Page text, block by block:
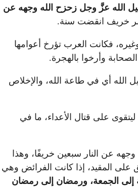
الله عزَّ وجل زحزح الله وجهه عن
مر خريف انقضت سنة.
فكانت العرب تؤرخ أعوامها
وأرخوا بالهجرة.
الله أي في طاعة الله، والإخلاص
على قتال الأعداء، ما في
عن النار سبعين خريفًا، وهذا
على المقيد، إذا كانت الفرائض وهي
إلى الجمعة، ورمضان إلى رمضان